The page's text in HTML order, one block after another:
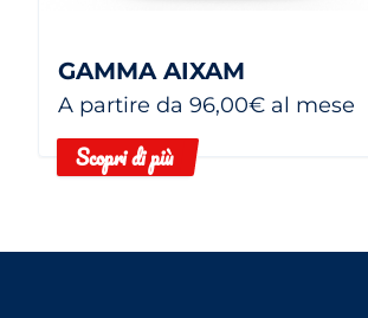
GAMMA AIXAM
A partire da 96,00€ al mese
Scopri di più